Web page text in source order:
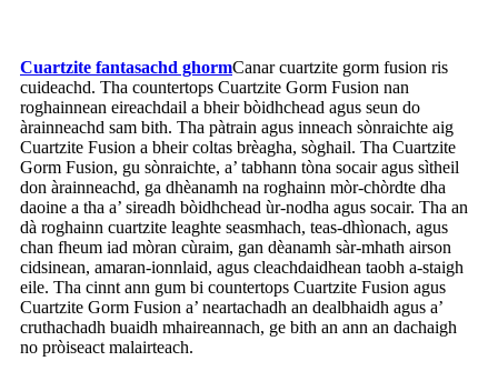
Cuartzite fantasachd ghormCanar cuartzite gorm fusion ris
cuideachd. Tha countertops Cuartzite Gorm Fusion nan
roghainnean eireachdail a bheir bòidhchead agus seun do
àrainneachd sam bith. Tha pàtrain agus inneach sònraichte aig
Cuartzite Fusion a bheir coltas brèagha, sòghail. Tha Cuartzite
Gorm Fusion, gu sònraichte, a’ tabhann tòna socair agus sìtheil
don àrainneachd, ga dhèanamh na roghainn mòr-chòrdte dha
daoine a tha a’ sireadh bòidhchead ùr-nodha agus socair. Tha an
dà roghainn cuartzite leaghte seasmhach, teas-dhìonach, agus
chan fheum iad mòran cùraim, gan dèanamh sàr-mhath airson
cidsinean, amaran-ionnlaid, agus cleachdaidhean taobh a-staigh
eile. Tha cinnt ann gum bi countertops Cuartzite Fusion agus
Cuartzite Gorm Fusion a’ neartachadh an dealbhaidh agus a’
cruthachadh buaidh mhaireannach, ge bith an ann an dachaigh
no pròiseact malairteach.